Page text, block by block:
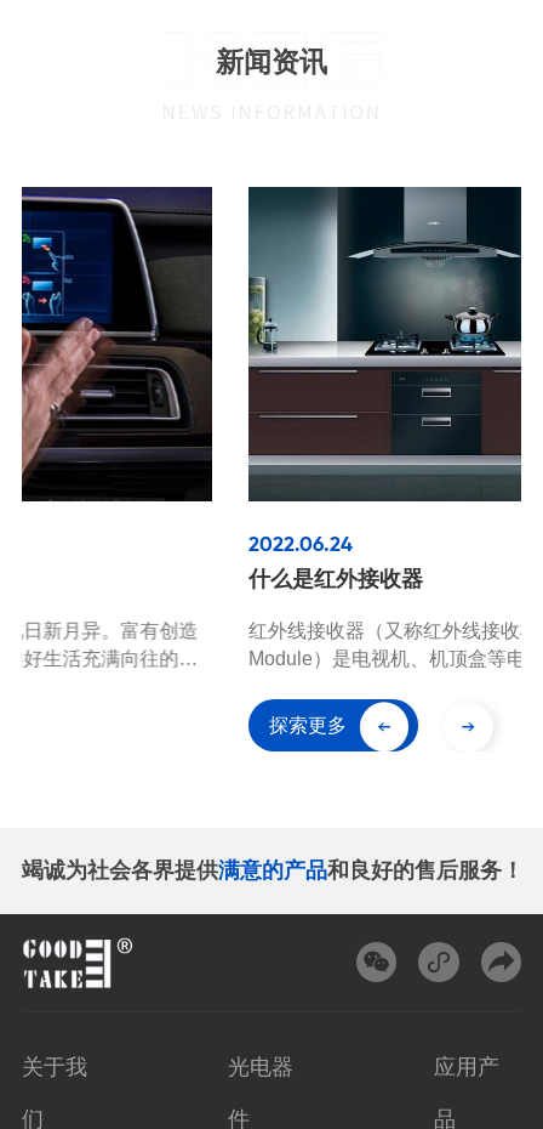
新闻资讯
红外线接收器（又称红外线接收模组，IR Receiver
Module）是电视机、机顶盒等电器内部用来接收红外遥
和前置放大器IC芯片用环氧树脂封装在一起。
竭诚为社会各界提供满意的产品和良好的售后服务！
关于我
们
光电器
件
应用产
品